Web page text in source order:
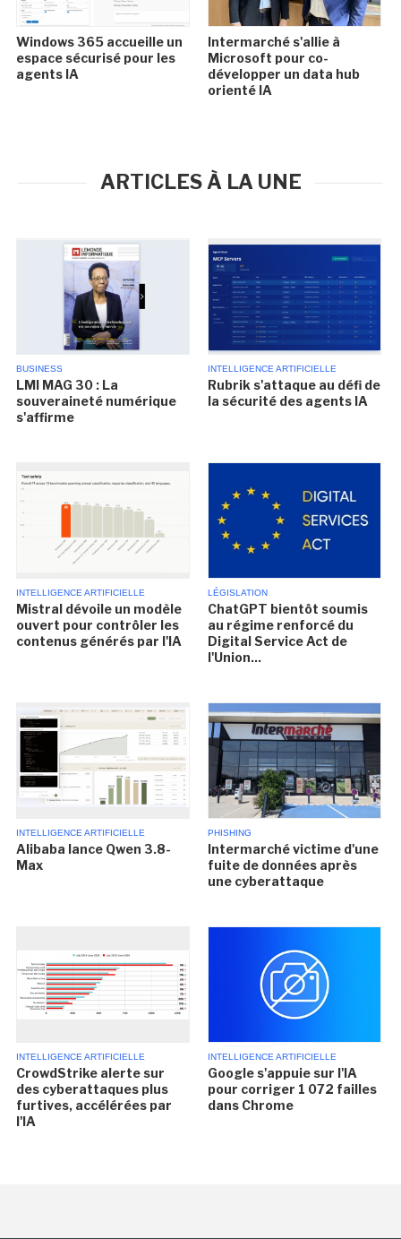
Windows 365 accueille un
espace sécurisé pour les
agents IA
Intermarché s'allie à
Microsoft pour co-
développer un data hub
orienté IA
ARTICLES À LA UNE
BUSINESS
LMI MAG 30 : La
souveraineté numérique
s'affirme
INTELLIGENCE ARTIFICIELLE
Rubrik s'attaque au défi de
la sécurité des agents IA
INTELLIGENCE ARTIFICIELLE
Mistral dévoile un modèle
ouvert pour contrôler les
contenus générés par l'IA
LÉGISLATION
ChatGPT bientôt soumis
au régime renforcé du
Digital Service Act de
l'Union...
INTELLIGENCE ARTIFICIELLE
Alibaba lance Qwen 3.8-
Max
PHISHING
Intermarché victime d'une
fuite de données après
une cyberattaque
INTELLIGENCE ARTIFICIELLE
CrowdStrike alerte sur
des cyberattaques plus
furtives, accélérées par
l'IA
INTELLIGENCE ARTIFICIELLE
Google s'appuie sur l'IA
pour corriger 1 072 failles
dans Chrome